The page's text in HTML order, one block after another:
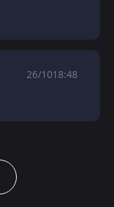
26/1018:48